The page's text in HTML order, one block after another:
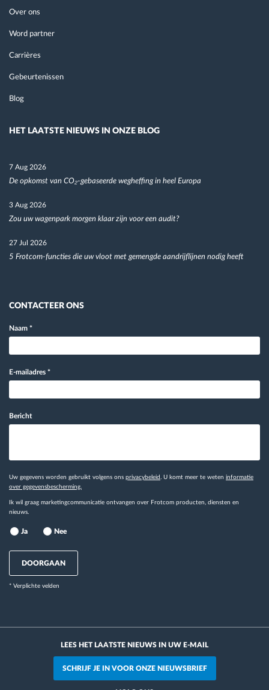
Over ons
Word partner
Carrières
Gebeurtenissen
Blog
HET LAATSTE NIEUWS IN ONZE BLOG
7 Aug 2026
De opkomst van CO₂-gebaseerde wegheffing in heel Europa
3 Aug 2026
Zou uw wagenpark morgen klaar zijn voor een audit?
27 Jul 2026
5 Frotcom-functies die uw vloot met gemengde aandrijflijnen nodig heeft
CONTACTEER ONS
Naam *
E-mailadres *
Bericht
Uw gegevens worden gebruikt volgens ons privacybeleid . U komt meer te weten informatie
over gegevensbescherming.
Ik wil graag marketingcommunicatie ontvangen over Frotcom producten, diensten en
nieuws.
Ja Nee
DOORGAAN
* Verplichte velden
LEES HET LAATSTE NIEUWS IN UW E-MAIL
SCHRIJF JE IN VOOR ONZE NIEUWSBRIEF